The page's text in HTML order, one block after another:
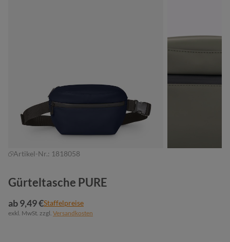
Artikel-Nr.: 1818058
Gürteltasche PURE
ab 9,49 €Staffelpreise
exkl. MwSt. zzgl. Versandkosten